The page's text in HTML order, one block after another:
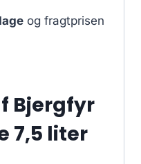
og fragtprisen
Bjergfyr
7,5 liter